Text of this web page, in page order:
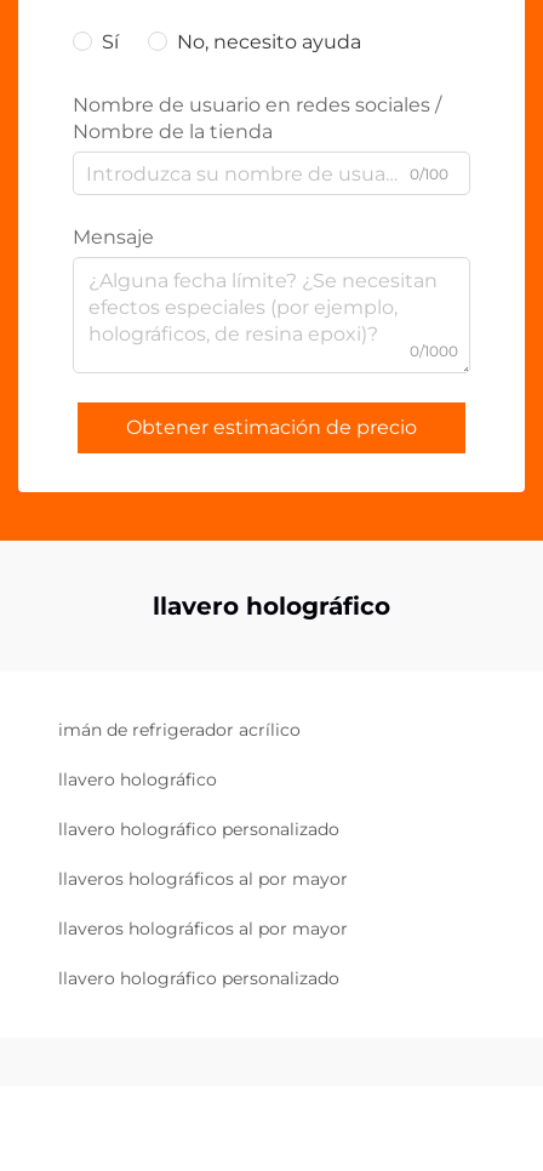
Sí No, necesito ayuda
Nombre de usuario en redes sociales /
Nombre de la tienda
0/100
Mensaje
0/1000
Obtener estimación de precio
llavero holográfico
imán de refrigerador acrílico
llavero holográfico
llavero holográfico personalizado
llaveros holográficos al por mayor
llaveros holográficos al por mayor
llavero holográfico personalizado